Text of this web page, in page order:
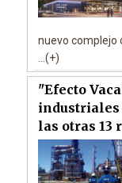
nuevo complejo
...(+)
"Efecto
industriales
las otras 13